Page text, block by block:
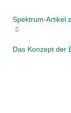
Spektrum-Artikel
Das Konzept der